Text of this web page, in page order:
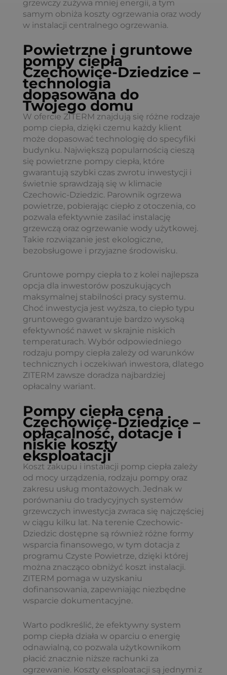
grzewczy zużywa mniej energii, a tym
samym obniża koszty ogrzewania oraz wody
w instalacji centralnego ogrzewania.
Powietrzne i gruntowe
pompy ciepła
Czechowice-Dziedzice –
technologia
dopasowana do
Twojego domu
W ofercie ZITERM znajdują się różne rodzaje
pomp ciepła, dzięki czemu każdy klient
może dopasować technologię do specyfiki
budynku. Największą popularnością cieszą
się powietrzne pompy ciepła, które
gwarantują szybki czas zwrotu inwestycji i
świetnie sprawdzają się w klimacie
Czechowic-Dziedzic. Parownik ogrzewa
powietrze, pobierając ciepło z otoczenia, co
pozwala efektywnie zasilać instalację
grzewczą oraz ogrzewanie wody użytkowej.
Takie rozwiązanie jest ekologiczne,
bezobsługowe i przyjazne środowisku.
Gruntowe pompy ciepła to z kolei najlepsza
opcja dla inwestorów poszukujących
maksymalnej stabilności pracy systemu.
Choć inwestycja jest wyższa, to ciepło typu
gruntowego gwarantuje bardzo wysoką
efektywność nawet w skrajnie niskich
temperaturach. Wybór odpowiedniego
rodzaju pompy ciepła zależy od warunków
technicznych i oczekiwań inwestora, dlatego
ZITERM zawsze doradza najbardziej
opłacalny wariant.
Pompy ciepła cena
Czechowice-Dziedzice –
opłacalność, dotacje i
niskie koszty
eksploatacji
Koszt zakupu i instalacji pomp ciepła zależy
od mocy urządzenia, rodzaju pompy oraz
zakresu usług montażowych. Jednak w
porównaniu do tradycyjnych systemów
grzewczych inwestycja zwraca się najczęściej
w ciągu kilku lat. Na terenie Czechowic-
Dziedzic dostępne są również różne formy
wsparcia finansowego, w tym dotacja z
programu Czyste Powietrze, dzięki której
można znacząco obniżyć koszt instalacji.
ZITERM pomaga w uzyskaniu
dofinansowania, zapewniając niezbędne
wsparcie dokumentacyjne.
Warto podkreślić, że efektywny system
pomp ciepła działa w oparciu o energię
odnawialną, co pozwala użytkownikom
płacić znacznie niższe rachunki za
ogrzewanie. Koszty eksploatacji są jednymi z